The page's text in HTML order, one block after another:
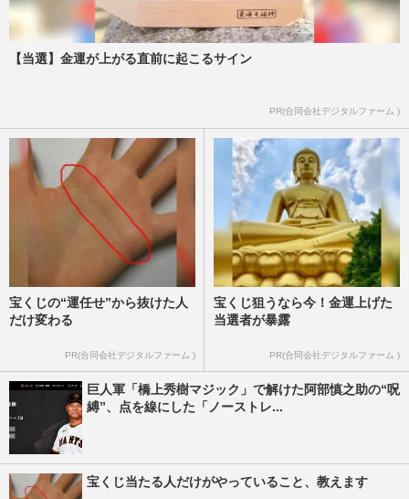
【当選】金運が上がる直前に起こるサイン
PR(合同会社デジタルファーム )
宝くじの“運任せ”から抜けた人
だけ変わる
PR(合同会社デジタルファーム )
宝くじ狙うなら今！金運上げた
当選者が暴露
PR(合同会社デジタルファーム )
巨人軍「橋上秀樹マジック」で解けた阿部慎之助の“呪
縛”、点を線にした「ノーストレ...
宝くじ当たる人だけがやっていること、教えます